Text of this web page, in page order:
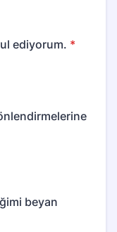
ediyorum. *
beyan